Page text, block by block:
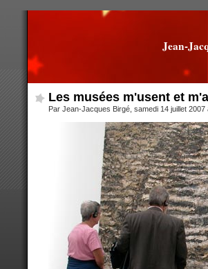
Jean-
Les musées m'usent et
Par Jean-Jacques Birgé, samedi 14 juillet 2007